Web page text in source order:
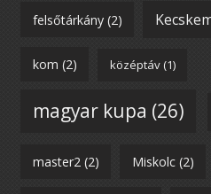
felsőtárkány(2)
kom (2) középtáv(1)
magyar kupa (26)
master2(2) Miskolc(2)